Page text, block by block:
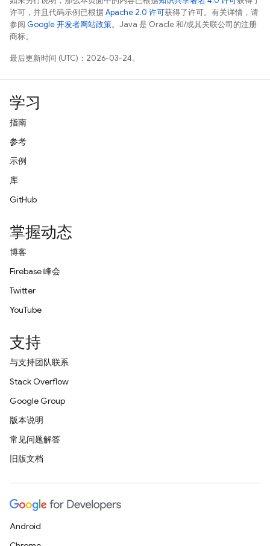
许可，并且代码示例已根据Apache 2.0 许可获得了许可。有关详情，请
参阅 Google 开发者网站政策。Java 是 Oracle 和/或其关联公司的注册
商标。
最后更新时间 (UTC)：2026-03-24。
学习
指南
参考
示例
库
GitHub
掌握动态
博客
Firebase 峰会
Twitter
YouTube
支持
与支持团队联系
Stack Overflow
Google Group
版本说明
常见问题解答
旧版文档
Android